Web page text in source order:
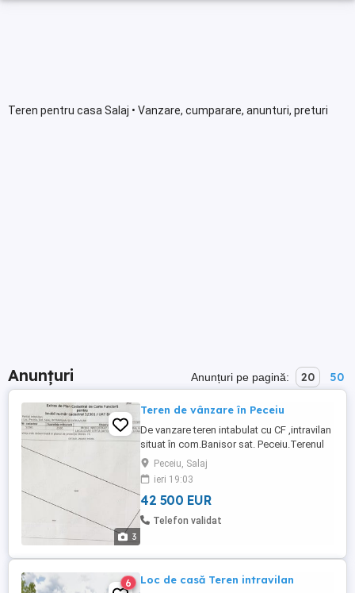
Teren pentru casa Salaj • Vanzare, cumparare, anunturi, preturi
Anunțuri Anunțuri pe pagină: 20 50
3
Teren de vânzare în Peceiu
De vanzare teren intabulat cu CF ,intravilan
situat în com.Banisor sat. Peceiu.Terenul
are o suprafață de 2.500 m.p. cu o
deschidere de 29 metri la șoseaua
principală, 191E. Prețul este de 42500
Peceiu, Salaj
ieri 19:03
42 500 EUR
Telefon validat
6 Loc de casă Teren intravilan